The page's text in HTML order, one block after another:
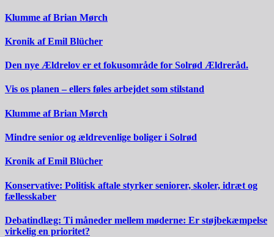
Klumme af Brian Mørch
Kronik af Emil Blücher
Den nye Ældrelov er et fokusområde for Solrød Ældreråd.
Vis os planen – ellers føles arbejdet som stilstand
Klumme af Brian Mørch
Mindre senior og ældrevenlige boliger i Solrød
Kronik af Emil Blücher
Konservative: Politisk aftale styrker seniorer, skoler, idræt og
fællesskaber
Debatindlæg: Ti måneder mellem møderne: Er støjbekæmpelse
virkelig en prioritet?